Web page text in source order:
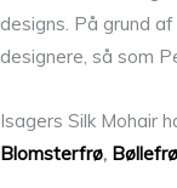
designs. På grund
designere, så som
Isagers Silk Mohair
Blomsterfrø, Bøllefrø